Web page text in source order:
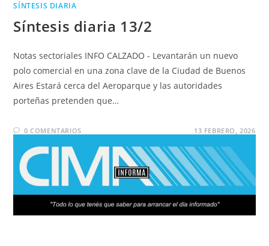
SÍNTESIS DIARIA
Síntesis diaria 13/2
Notas sectoriales INFO CALZADO - Levantarán un nuevo
polo comercial en una zona clave de la Ciudad de Buenos
Aires Estará cerca del Aeroparque y las autoridades
porteñas pretenden que…
0 COMENTARIOS 13 FEBRERO, 2026